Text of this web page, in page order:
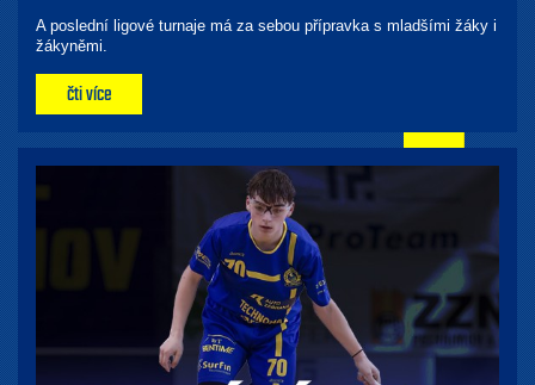
A poslední ligové turnaje má za sebou přípravka s mladšími žáky i
žákyněmi.
čti více